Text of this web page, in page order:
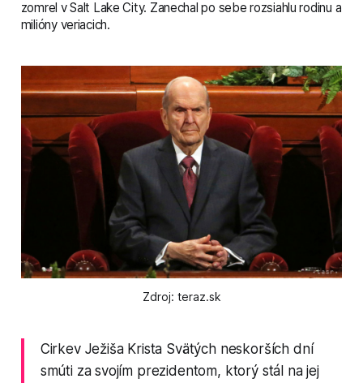
zomrel v Salt Lake City. Zanechal po sebe rozsiahlu rodinu a
milióny veriacich.
Zdroj: teraz.sk
Cirkev Ježiša Krista Svätých neskorších dní
smúti za svojím prezidentom, ktorý stál na jej